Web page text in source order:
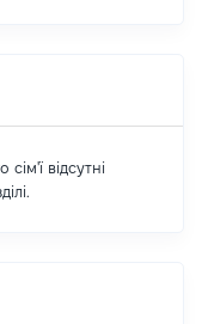
відсутні